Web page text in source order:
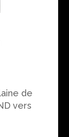
de
vers